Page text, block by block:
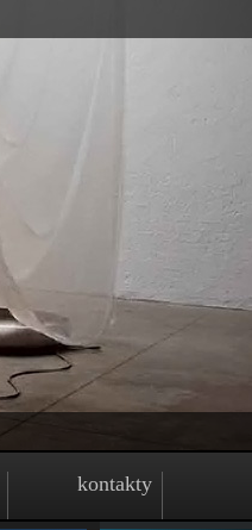
kontakty